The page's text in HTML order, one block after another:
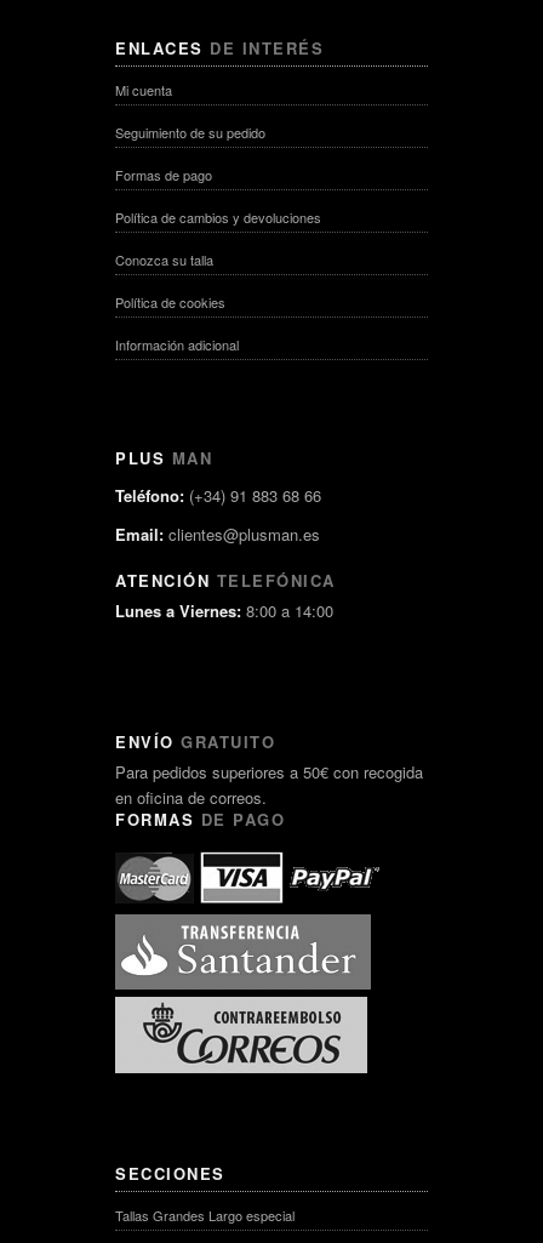
ENLACES DE INTERÉS
Mi cuenta
Seguimiento de su pedido
Formas de pago
Política de cambios y devoluciones
Conozca su talla
Política de cookies
Información adicional
PLUS MAN
Teléfono: (+34) 91 883 68 66
Email: clientes@plusman.es
ATENCIÓN TELEFÓNICA
Lunes a Viernes: 8:00 a 14:00
ENVÍO GRATUITO
Para pedidos superiores a 50€ con recogida
en oficina de correos.
FORMAS DE PAGO
SECCIONES
Tallas Grandes Largo especial